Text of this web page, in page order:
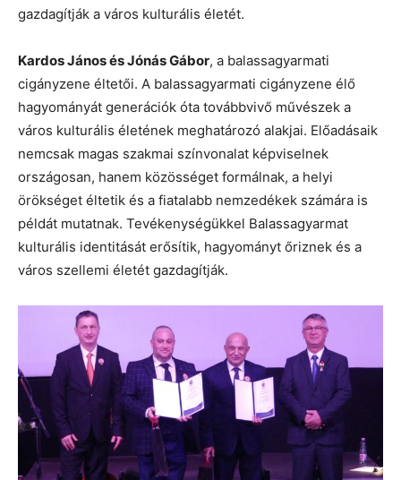
gazdagítják a város kulturális életét.
Kardos János és Jónás Gábor, a balassagyarmati
cigányzene éltetői. A balassagyarmati cigányzene élő
hagyományát generációk óta továbbvivő művészek a
város kulturális életének meghatározó alakjai. Előadásaik
nemcsak magas szakmai színvonalat képviselnek
országosan, hanem közösséget formálnak, a helyi
örökséget éltetik és a fiatalabb nemzedékek számára is
példát mutatnak. Tevékenységükkel Balassagyarmat
kulturális identitását erősítik, hagyományt őriznek és a
város szellemi életét gazdagítják.